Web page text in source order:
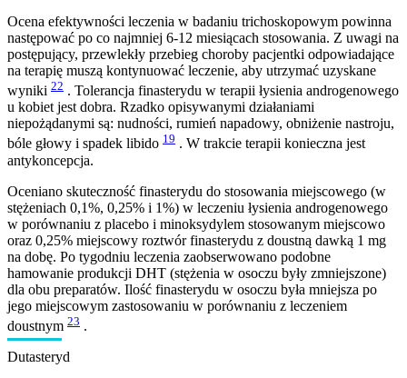
Ocena efektywności leczenia w badaniu trichoskopowym powinna
następować po co najmniej 6-12 miesiącach stosowania. Z uwagi na
postępujący, przewlekły przebieg choroby pacjentki odpowiadające
na terapię muszą kontynuować leczenie, aby utrzymać uzyskane
wyniki 22 . Tolerancja finasterydu w terapii łysienia androgenowego
u kobiet jest dobra. Rzadko opisywanymi działaniami
niepożądanymi są: nudności, rumień napadowy, obniżenie nastroju,
bóle głowy i spadek libido 19 . W trakcie terapii konieczna jest
antykoncepcja.
Oceniano skuteczność finasterydu do stosowania miejscowego (w
stężeniach 0,1%, 0,25% i 1%) w leczeniu łysienia androgenowego
w porównaniu z placebo i minoksydylem stosowanym miejscowo
oraz 0,25% miejscowy roztwór finasterydu z doustną dawką 1 mg
na dobę. Po tygodniu leczenia zaobserwowano podobne
hamowanie produkcji DHT (stężenia w osoczu były zmniejszone)
dla obu preparatów. Ilość finasterydu w osoczu była mniejsza po
jego miejscowym zastosowaniu w porównaniu z leczeniem
doustnym 23 .
Dutasteryd